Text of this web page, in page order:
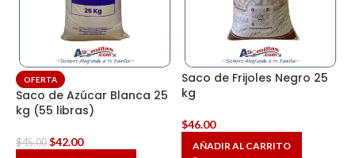
OFERTA
Saco de Azúcar Blanca 25
kg (55 libras)
$45.00 $42.00
Saco de Frijoles Negro 25
kg
$46.00
AÑADIR AL CARRITO